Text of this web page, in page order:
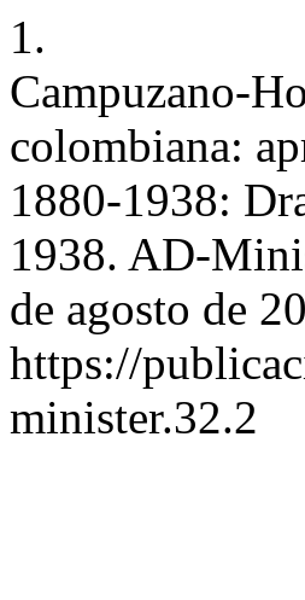
1.
Campuzano-
colombiana:
1880-1938:
1938. AD-
de agosto de
https://
minister.32.2